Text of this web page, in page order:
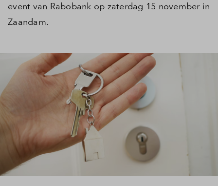
event van Rabobank op zaterdag 15 november in
Zaandam.